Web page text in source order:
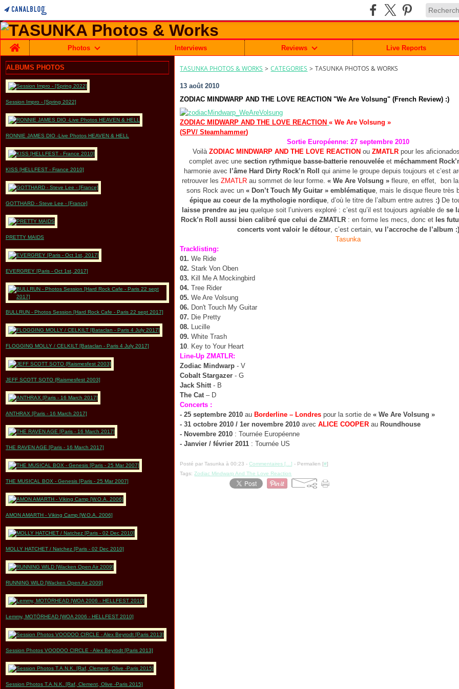
Home
Photos Interviews Reviews Live Reports
ALBUMS PHOTOS
Session Impro - [Spring 2022]
RONNIE JAMES DIO -Live Photos HEAVEN & HELL
KISS [HELLFEST - France 2010]
GOTTHARD - Steve Lee - [France]
PRETTY MAIDS
EVERGREY [Paris - Oct 1st, 2017]
BULLRUN - Photos Session [Hard Rock Cafe - Paris 22 sept 2017]
FLOGGING MOLLY / CELKILT [Bataclan - Paris 4 July 2017]
JEFF SCOTT SOTO {Raismesfest 2003]
ANTHRAX [Paris - 16 March 2017]
THE RAVEN AGE [Paris - 16 March 2017]
THE MUSICAL BOX - Genesis [Paris - 25 Mar 2007]
AMON AMARTH - Viking Camp [W.O.A. 2006]
MOLLY HATCHET / Natchez [Paris - 02 Dec 2010]
RUNNING WILD [Wacken Open Air 2009]
Lemmy, MOTÖRHEAD [WOA 2006 - HELLFEST 2010]
Session Photos VOODOO CIRCLE - Alex Beyrodt [Paris 2013]
Session Photos T.A.N.K. [Raf, Clement, Olive -Paris 2015]
TASUNKA PHOTOS & WORKS > CATEGORIES > TASUNKA PHOTOS & WORKS
13 août 2010
ZODIAC MINDWARP AND THE LOVE REACTION "We Are Volsung" (French Review) :)
ZODIAC MIDWARP AND THE LOVE REACTION « We Are Volsung »
(SPV/ Steamhammer)
Sortie Européenne: 27 septembre 2010
Voilà ZODIAC MINDWARP AND THE LOVE REACTION ou ZMATLRpour les
complet avec une section rythmique basse-batterie renouveléeet méchamment
harmonie avec l’âme Hard Dirty Rock’n Roll
qui anime le groupe depuis toujours et c’est
retrouver les ZMATLRau sommet de leur forme. « We Are Volsung »fleure, en effet, bon la
sons Rock avec un« Don’t Touch My Guitar » emblématique, mais le disque fleure très
épique au coeur de la mythologie nordique, d’où le titre de l’album entre autres :) De
laisse prendre au jeu quelque soit l’univers exploré : c’est qu’il est toujours agréable de se
Rock’n Roll aussi bien calibré que celui de ZMATLR : en forme les mecs, donc et les
concerts vont valoir le détour, c’est certain, vu l’accroche de l’album :)
Tasunka
Tracklisting:
01. We Ride
02. Stark Von Oben
03. Kill Me A Mockingbird
04. Tree Rider
05. We Are Volsung
06. Don't Touch My Guitar
07. Die Pretty
08. Lucille
09. White Trash
10. Key to Your Heart
Line-Up ZMATLR:
Zodiac Mindwarp - V
Cobalt Stargazer - G
Jack Shitt- B
The Cat– D
Concerts :
- 25 septembre 2010 au Borderline – Londres pour la sortie de « We Are Volsung »
- 31 octobre 2010 / 1er novembre 2010 avecALICE COOPER au Roundhouse
- Novembre 2010 : Tournée Européenne
- Janvier / février 2011 : Tournée US
Posté par Tasunka à 00:23 -Commentaires [ …] - Permalien [#]
Tags: Zodiac Mindwarp And The Love Reaction